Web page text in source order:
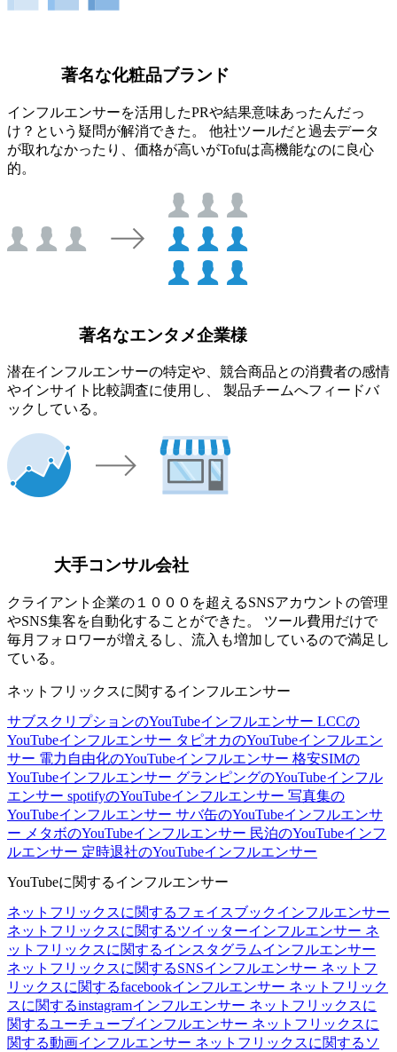
著名な化粧品ブランド
インフルエンサーを活用したPRや結果意味あったんだっ
け？という疑問が解消できた。 他社ツールだと過去データ
が取れなかったり、価格が高いがTofuは高機能なのに良心
的。
著名なエンタメ企業様
潜在インフルエンサーの特定や、競合商品との消費者の感情
やインサイト比較調査に使用し、 製品チームへフィードバ
ックしている。
大手コンサル会社
クライアント企業の１０００を超えるSNSアカウントの管理
やSNS集客を自動化することができた。 ツール費用だけで
毎月フォロワーが増えるし、流入も増加しているので満足し
ている。
ネットフリックスに関するインフルエンサー
サブスクリプションのYouTubeインフルエンサー LCCの
YouTubeインフルエンサー タピオカのYouTubeインフルエン
サー 電力自由化のYouTubeインフルエンサー 格安SIMの
YouTubeインフルエンサー グランピングのYouTubeインフル
エンサー spotifyのYouTubeインフルエンサー 写真集の
YouTubeインフルエンサー サバ缶のYouTubeインフルエンサ
ー メタボのYouTubeインフルエンサー 民泊のYouTubeインフ
ルエンサー 定時退社のYouTubeインフルエンサー
YouTubeに関するインフルエンサー
ネットフリックスに関するフェイスブックインフルエンサー
ネットフリックスに関するツイッターインフルエンサー ネ
ットフリックスに関するインスタグラムインフルエンサー
ネットフリックスに関するSNSインフルエンサー ネットフ
リックスに関するfacebookインフルエンサー ネットフリック
スに関するinstagramインフルエンサー ネットフリックスに
関するユーチューブインフルエンサー ネットフリックスに
関する動画インフルエンサー ネットフリックスに関するソ